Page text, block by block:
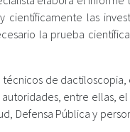
las
la prueba
de
entre ellas,
Defensa Pública y